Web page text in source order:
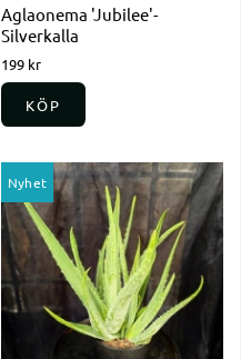
Aglaonema 'Jubilee'-
Silverkalla
199 kr
KÖP
Nyhet